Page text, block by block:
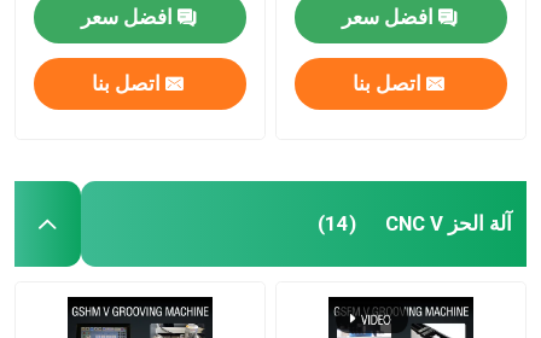
افضل سعر
اتصل بنا
افضل سعر
اتصل بنا
آلة الحز CNC V (14)